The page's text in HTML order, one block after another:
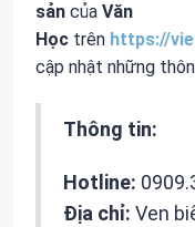
sản của Văn
Học trên https://
cập nhật những
Thông tin:
Hotline:
Địa chỉ: Ven